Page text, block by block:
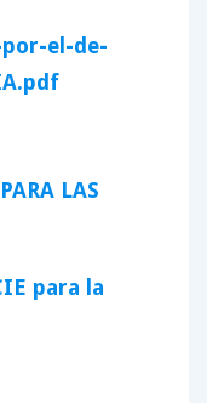
el-de-
LAS
para la